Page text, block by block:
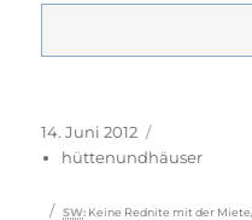
Veröffentlicht
am
14. Juni 2012
hüttenundhäuser
Schlagwörter
SW: Keine Rednite mit der